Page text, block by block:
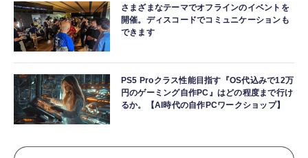
さまざまなテーマでオフラインのイベントを
開催。ディスコードでコミュニケーションも
できます
PS5 Proクラス性能目指す『OS代込みで12万
円のゲーミング自作PC』はどの程度まで行け
るか。【AI時代の自作PCワークショップ】